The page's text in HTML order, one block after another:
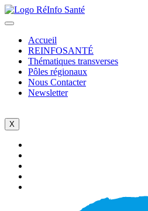
Accueil
REINFOSANTÉ
Thématiques transverses
Pôles régionaux
Nous Contacter
Newsletter
X